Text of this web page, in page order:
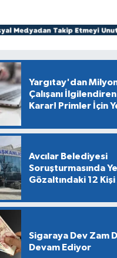
Yargıtay'dan
Çalışanı İlgilendiren
Karar! Primler İçin
Avcılar Belediyesi
Soruşturmasında
Gözaltındaki 12
Sigaraya Dev Zam
Devam Ediyor